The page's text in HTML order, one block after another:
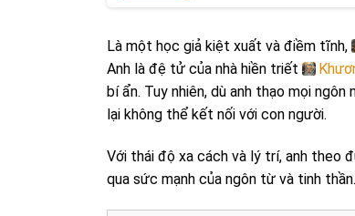
Là một học giả kiệt xuất và điềm tĩnh,
Anh là đệ tử của nhà hiền triết
bí ẩn. Tuy nhiên, dù anh thạo mọi
lại không thể kết nối với con người.
Với thái độ xa cách và lý trí, anh theo
qua sức mạnh của ngôn từ và tinh thần.